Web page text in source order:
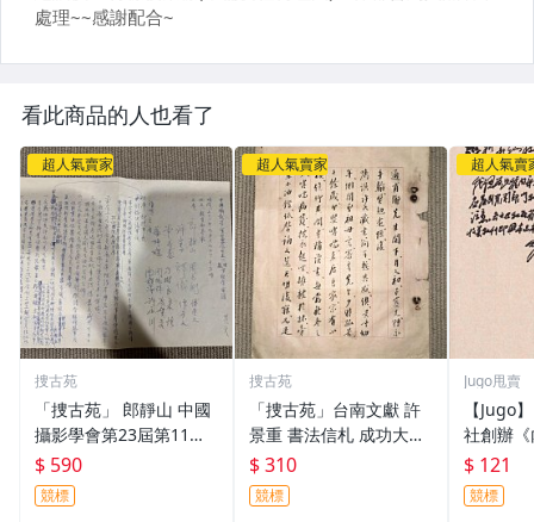
看此商品的人也看了
超人氣賣家
捜古苑
「捜古苑」 郎靜山 中國
攝影學會第23屆第11次
理監事聯席會議 有簽名
100元起標
$ 590
競標
超人氣賣家
捜古苑
「捜古苑」台南文獻 許
景重 書法信札 成功大學
中文系教授 昆曲 紅樓夢
提及藏書等等 共八頁 10
0元起標
$ 310
競標
超人氣賣
Jugo甩賣
【Jugo
社創辦
澤東著
為新華
樣(珍稀
$ 121
競標